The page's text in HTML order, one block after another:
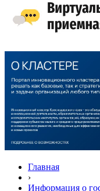
Главная
›
Информация о